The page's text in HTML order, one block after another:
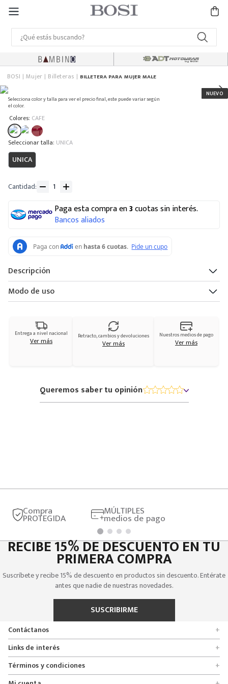
BOSI Mujer Billeteras BILLETERA PARA MUJER MALE
Selecciona color y talla para ver el precio final, este puede variar según
el color.
Colores: CAFE
: UNICA
UNICA
Cantidad
Paga esta compra en3cuotas sin interés.
Bancos aliados
Descripción
Modo de uso
Entrega a nivel nacional
Ver más Retracto, cambios y devoluciones
Ver más
Nuestros medios de pago
Ver más
Queremos saber tu opinión
Compra
PROTEGIDA
MÚLTIPLES
medios de pago
RECIBE 15% DE DESCUENTO EN TU
PRIMERA COMPRA
Suscríbete y recibe 15% de descuento en productos sin descuento. Entérate
antes que nadie de nuestras novedades.
SUSCRIBIRME
Contáctanos
+
Encuentra tu tienda
Formulario de solicitudes
Servicio al cliente
Links de interés +
Quienes somos
Políticas de entrega, cambio y devolución
Términos y condiciones +
Promociones